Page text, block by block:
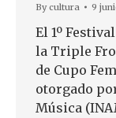
Bycultura 9
El 1º
la Triple
de Cupo
otorgado
Música